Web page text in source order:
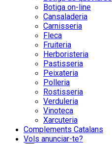
Botiga on-line
Cansaladeria
Carnisseria
Fleca
Fruiteria
Herboristeria
Pastisseria
Peixateria
Polleria
Rostisseria
Verduleria
Vinoteca
Xarcuteria
Complements Catalans
Vols anunciar-te?